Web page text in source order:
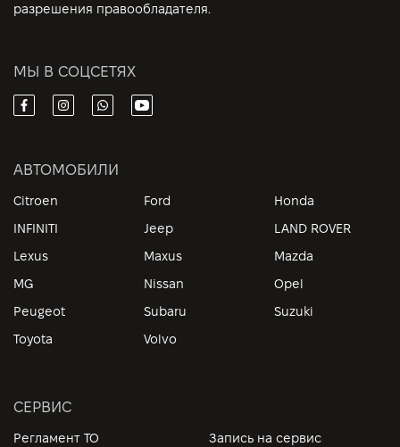
разрешения правообладателя.
МЫ В СОЦСЕТЯХ
АВТОМОБИЛИ
Citroen Ford
Honda
INFINITI
Jeep
LAND ROVER
Lexus
Maxus
Mazda
MG
Nissan
Opel
Peugeot
Subaru
Suzuki
Toyota
Volvo
СЕРВИС
Регламент ТО
Запись на сервис